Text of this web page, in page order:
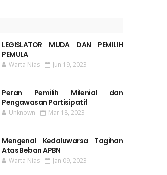
LEGISLATOR MUDA DAN PEMILIH
PEMULA
Warta Nias Jun 19, 2023
Peran Pemilih Milenial dan
Pengawasan Partisipatif
Unknown Mar 18, 2023
Mengenal Kedaluwarsa Tagihan
Atas Beban APBN
Warta Nias Jan 09, 2023